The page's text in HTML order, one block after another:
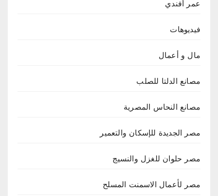
عمر أفندي
فيديوهات
مال و أعمال
مصانع الدلتا للصلب
مصانع النحاس المصرية
مصر الجديدة للإسكان والتعمير
مصر حلوان للغزل والنسيج
مصر لأعمال الاسمنت المسلح